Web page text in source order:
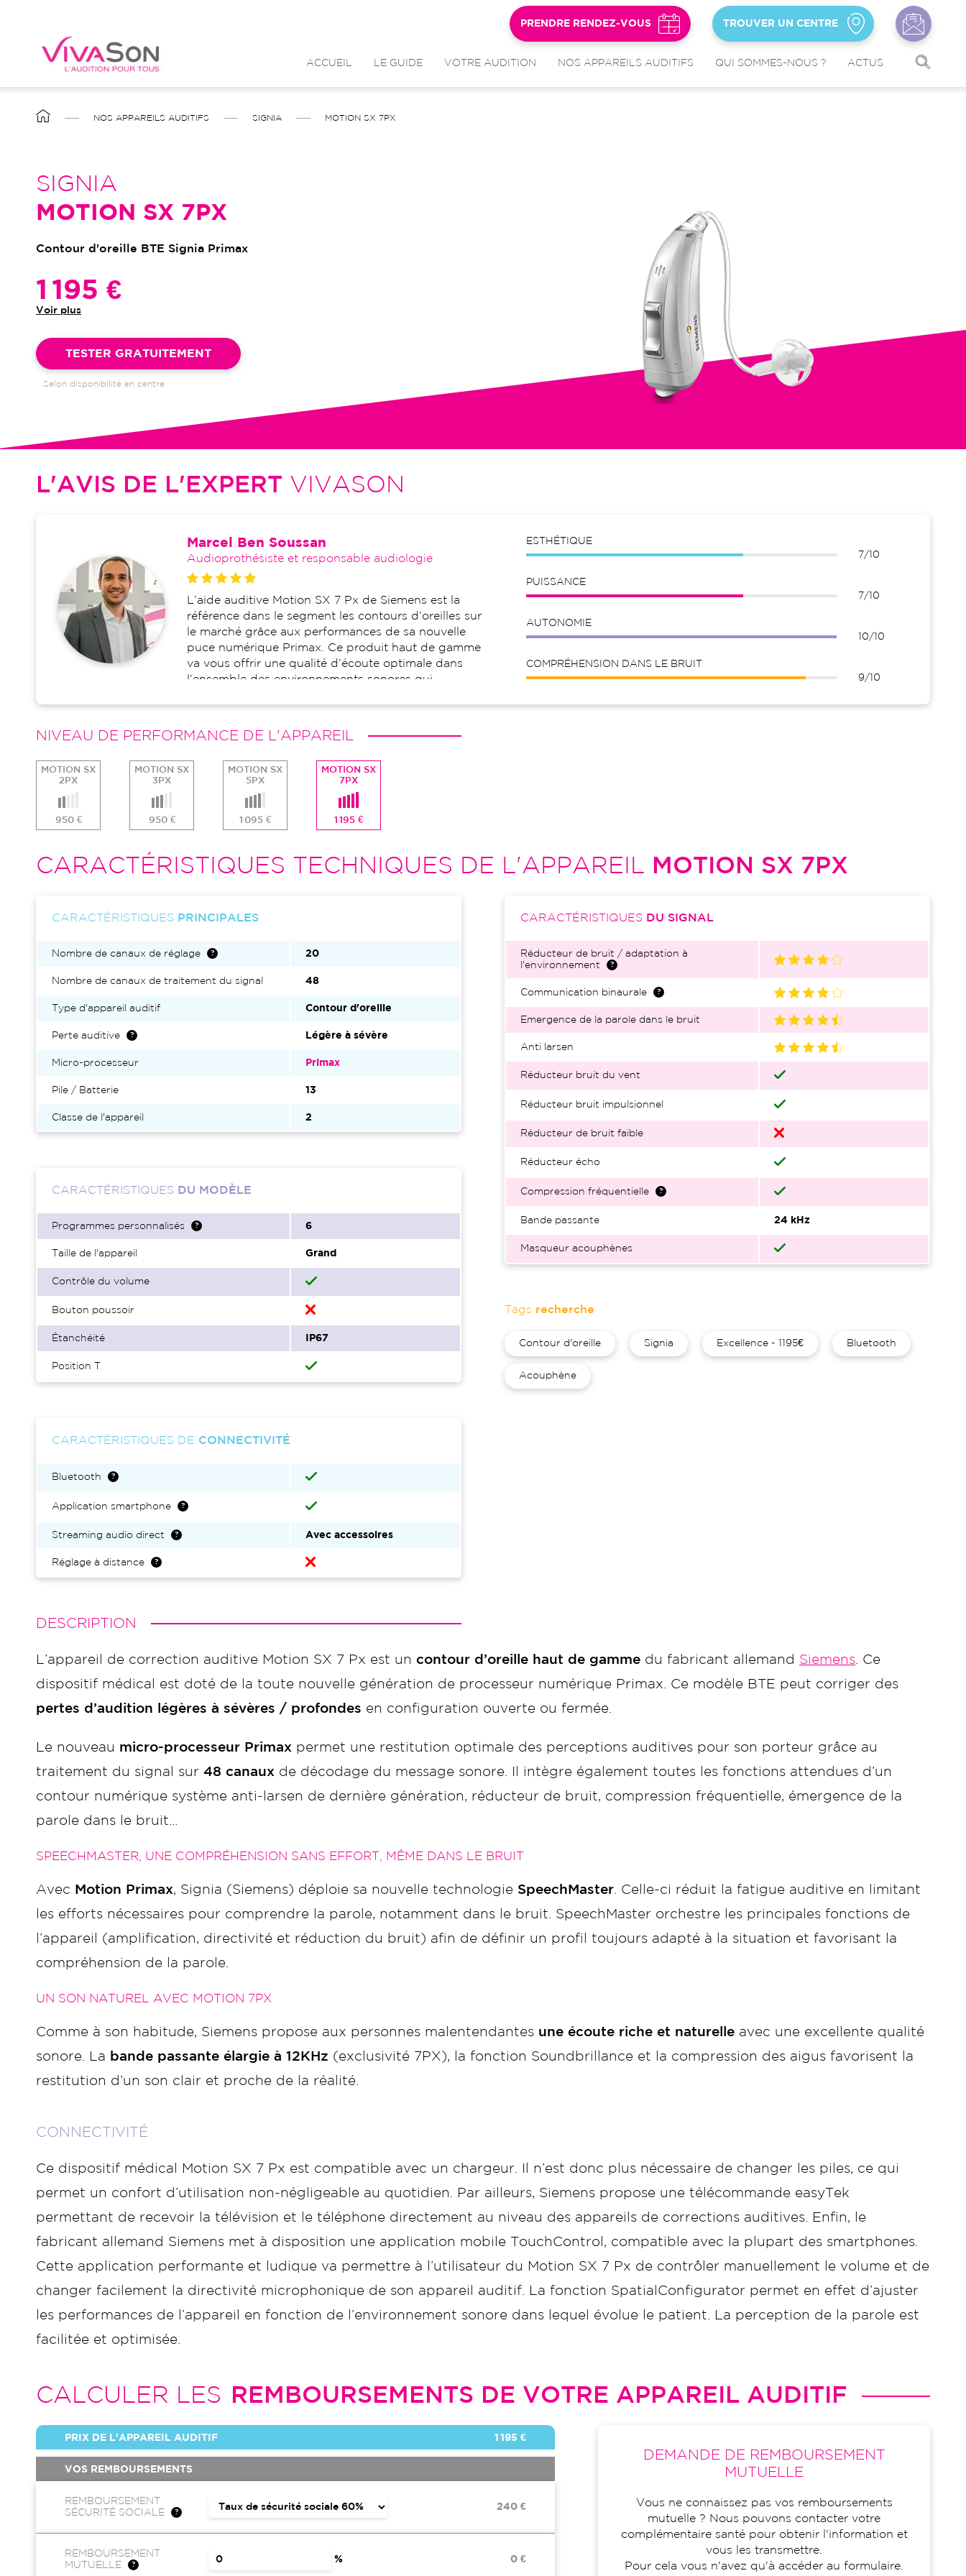
contenu
ACCUEIL LE GUIDE VOTRE AUDITION NOS APPAREILS AUDITIFS QUI SOMMES-NOUS ? ACTUS
PRENDRE RENDEZ-VOUS TROUVER UN CENTRE
FIL
NOS APPAREILS AUDITIFS SIGNIA MOTION SX 7PX
SIGNIA
MOTION SX 7PX
Contour d'oreille BTE Signia Primax
1 195 €
Voir plus
TESTER GRATUITEMENT
Selon disponibilité en centre
L'AVIS DE L'EXPERT VIVASON
Marcel Ben Soussan
Audioprothésiste et responsable audiologie
L’aide auditive Motion SX 7 Px de Siemens est la
référence dans le segment les contours d’oreilles sur
le marché grâce aux performances de sa nouvelle
puce numérique Primax. Ce produit haut de gamme
va vous offrir une qualité d’écoute optimale dans
l’ensemble des environnements sonores qui
ESTHÉTIQUE
7/10
PUISSANCE
7/10
AUTONOMIE
10/10
COMPRÉHENSION DANS LE BRUIT
9/10
NIVEAU DE PERFORMANCE DE L'APPAREIL
MOTION SX
2PX
950 €
MOTION SX
3PX
950 €
MOTION SX
5PX
1 095 €
MOTION SX
7PX
1 195 €
CARACTÉRISTIQUES TECHNIQUES DE L'APPAREIL MOTION SX 7PX
CARACTÉRISTIQUES PRINCIPALES
Nombre de canaux de réglage 20
Nombre de canaux de traitement du signal 48
Type d'appareil auditif Contour d'oreille
Perte auditive Légère à sévère
Micro-processeur Primax
Pile / Batterie 13
Classe de l'appareil 2
CARACTÉRISTIQUES DU MODÈLE
Programmes personnalisés 6
Taille de l'appareil Grand
Contrôle du volume
Bouton poussoir
Étanchéité IP67
Position T
CARACTÉRISTIQUES DE CONNECTIVITÉ
Bluetooth
Application smartphone
Streaming audio direct Avec accessoires
Réglage à distance
CARACTÉRISTIQUES DU SIGNAL
Réducteur de bruit / adaptation à
l'environnement
Communication binaurale
Emergence de la parole dans le bruit
Anti larsen
Réducteur bruit du vent
Réducteur bruit impulsionnel
Réducteur de bruit faible
Réducteur écho
Compression fréquentielle
Bande passante 24 kHz
Masqueur acouphènes
Tags recherche
Contour d'oreille Signia Excellence - 1195€ Bluetooth
Acouphène
DESCRIPTION
L’appareil de correction auditive Motion SX 7 Px est un contour d’oreille haut de gamme du fabricant allemand Siemens . Ce
dispositif médical est doté de la toute nouvelle génération de processeur numérique Primax. Ce modèle BTE peut corriger des
pertes d’audition légères à sévères / profondes en configuration ouverte ou fermée.
Le nouveau micro-processeur Primax permet une restitution optimale des perceptions auditives pour son porteur grâce au
traitement du signal sur 48 canaux de décodage du message sonore. Il intègre également toutes les fonctions attendues d’un
contour numérique système anti-larsen de dernière génération, réducteur de bruit, compression fréquentielle, émergence de la
parole dans le bruit...
SPEECHMASTER, UNE COMPRÉHENSION SANS EFFORT, MÊME DANS LE BRUIT
Avec Motion Primax, Signia (Siemens) déploie sa nouvelle technologie SpeechMaster . Celle-ci réduit la fatigue auditive en limitant
les efforts nécessaires pour comprendre la parole, notamment dans le bruit. SpeechMaster orchestre les principales fonctions de
l’appareil (amplification, directivité et réduction du bruit) afin de définir un profil toujours adapté à la situation et favorisant la
compréhension de la parole.
UN SON NATUREL AVEC MOTION 7PX
Comme à son habitude, Siemens propose aux personnes malentendantes une écoute riche et naturelle avec une excellente qualité
sonore. La bande passante élargie à 12KHz (exclusivité 7PX), la fonction Soundbrillance et la compression des aigus favorisent la
restitution d’un son clair et proche de la réalité.
CONNECTIVITÉ
Ce dispositif médical Motion SX 7 Px est compatible avec un chargeur. Il n’est donc plus nécessaire de changer les piles, ce qui
permet un confort d’utilisation non-négligeable au quotidien. Par ailleurs, Siemens propose une télécommande easyTek
permettant de recevoir la télévision et le téléphone directement au niveau des appareils de corrections auditives. Enfin, le
fabricant allemand Siemens met à disposition une application mobile TouchControl, compatible avec la plupart des smartphones.
Cette application performante et ludique va permettre à l’utilisateur du Motion SX 7 Px de contrôler manuellement le volume et de
changer facilement la directivité microphonique de son appareil auditif. La fonction SpatialConfigurator permet en effet d’ajuster
les performances de l’appareil en fonction de l’environnement sonore dans lequel évolue le patient. La perception de la parole est
facilitée et optimisée.
CALCULER LES REMBOURSEMENTS DE VOTRE APPAREIL AUDITIF
PRIX DE L'APPAREIL AUDITIF 1 195 €
VOS REMBOURSEMENTS
REMBOURSEMENT
SÉCURITÉ SOCIALE
240 €
REMBOURSEMENT
MUTUELLE
% 0 €
DEMANDE DE REMBOURSEMENT
MUTUELLE
Vous ne connaissez pas vos remboursements
mutuelle ? Nous pouvons contacter votre
complémentaire santé pour obtenir l'information et
vous les transmettre.
Pour cela vous n'avez qu'à accéder au formulaire.